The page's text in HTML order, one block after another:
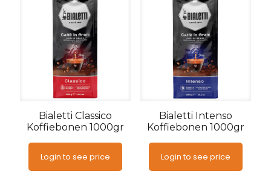
Bialetti Classico
Koffiebonen 1000gr
Login to see price
Bialetti Intenso
Koffiebonen 1000gr
Login to see price